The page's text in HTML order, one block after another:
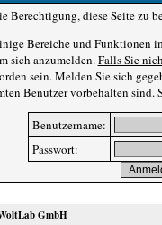
Berechtigung, diese Seite zu
Bereiche und Funktionen
sich anzumelden.Falls Sie
sein. Melden Sie sich
Benutzer vorbehalten
Benutzername:
Passwort:
GmbH